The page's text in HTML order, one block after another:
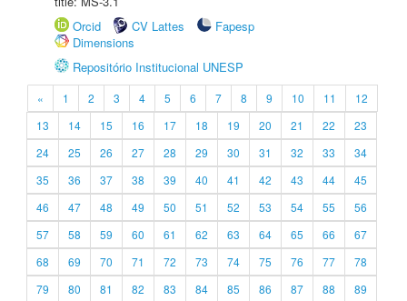
Orcid
CV Lattes
Fapesp
Dimensions
Repositório Institucional UNESP
« 1 2 3 4 5 6 7 8 9 10 11
12
13
14 15 16 17 18 19 20 21 22
23
24
25 26 27 28 29 30 31 32 33
34
35
36 37 38 39 40 41 42 43 44
45
46
47 48 49 50 51 52 53 54 55
56
57
58 59 60 61 62 63 64 65 66
67
68
69 70 71 72 73 74 75 76 77
78
79
80 81 82 83 84 85 86 87 88
89